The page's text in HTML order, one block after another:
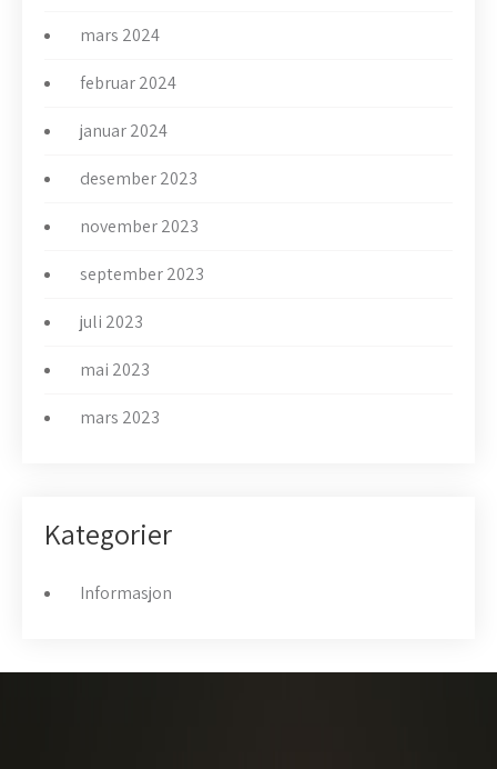
mars 2024
februar 2024
januar 2024
desember 2023
november 2023
september 2023
juli 2023
mai 2023
mars 2023
Kategorier
Informasjon